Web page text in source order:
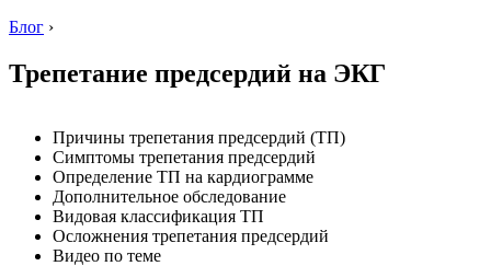
Блог ›
Трепетание предсердий на ЭКГ
Причины трепетания предсердий (ТП)
Симптомы трепетания предсердий
Определение ТП на кардиограмме
Дополнительное обследование
Видовая классификация ТП
Осложнения трепетания предсердий
Видео по теме